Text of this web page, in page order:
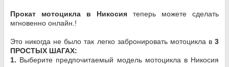
Прокат мотоцикла в Никосия теперь можете сделать
мгновенно онлайн.!
Это никогда не было так легко забронировать мотоцикла в 3
ПРОСТЫХ ШАГАХ:
1. Выберите предпочитаемый модель мотоцикла в Никосия